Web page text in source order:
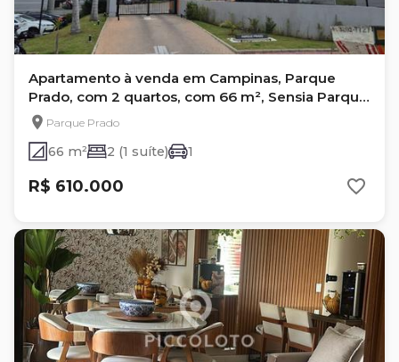
Apartamento à venda em Campinas, Parque
Prado, com 2 quartos, com 66 m², Sensia Parque
PradoParque Prado
66 m² 2 (1 suíte) 1
R$ 610.000